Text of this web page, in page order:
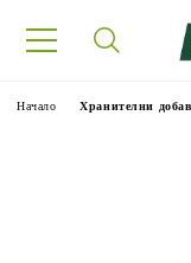
Начало Хранителни